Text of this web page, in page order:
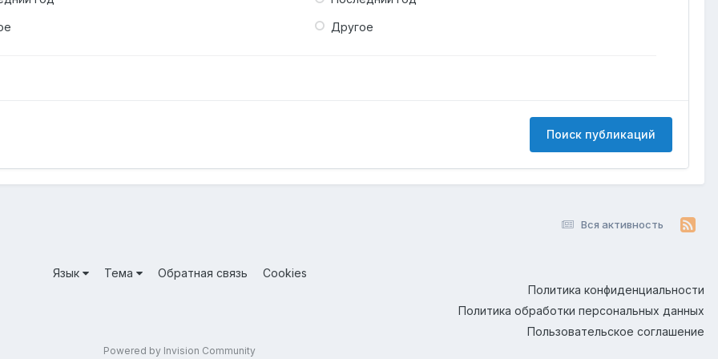
Другое
Поиск публикаций
Вся активность
Язык Тема Обратная связь
Cookies
Политика конфиденциальности
Политика обработки персональных данных
Пользовательское соглашение
Powered by Invision Community